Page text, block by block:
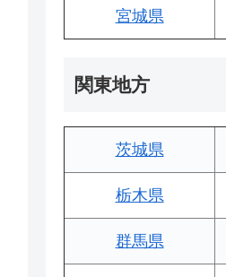
宮城県
関東地方
茨城県
栃木県
群馬県